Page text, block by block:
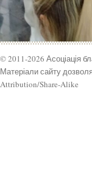
© 2011-2026 Асоціація
Матеріали сайту
Attribution/Share-Alike